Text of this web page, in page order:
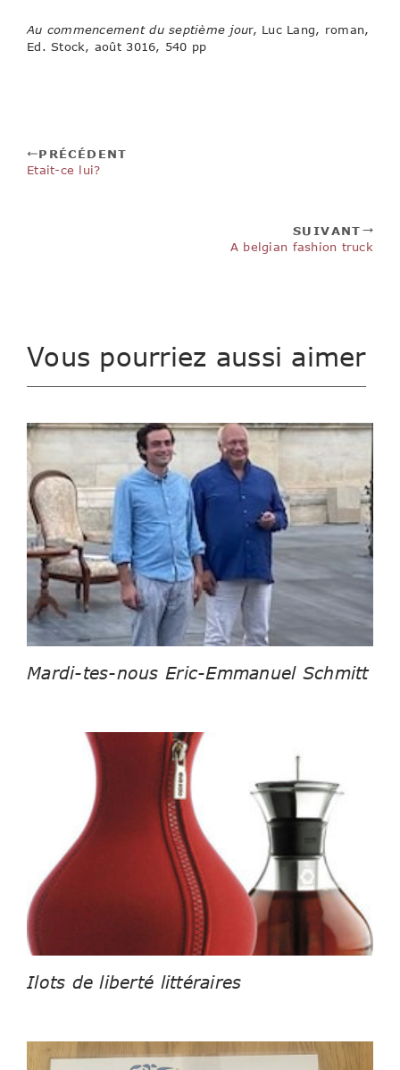
Au commencement du septième jour, Luc Lang, roman,
Ed. Stock, août 3016, 540 pp
PRÉCÉDENT
Etait-ce lui?
SUIVANT
A belgian fashion truck
Vous pourriez aussi aimer
Mardi-tes-nous Eric-Emmanuel Schmitt
Ilots de liberté littéraires